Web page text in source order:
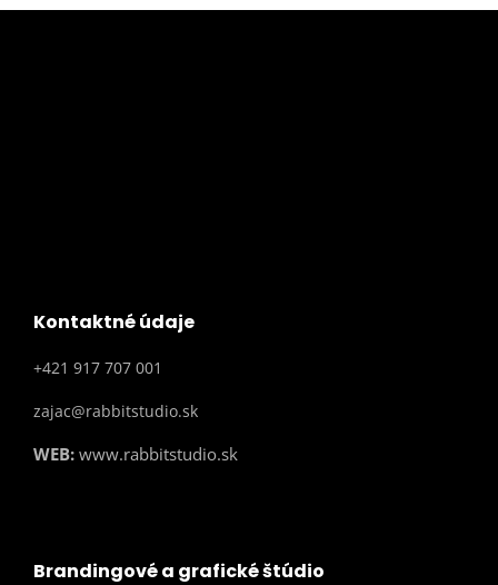
Kontaktné údaje
+421 917 707 001
zajac@rabbitstudio.sk
WEB: www.rabbitstudio.sk
Brandingové a grafické štúdio